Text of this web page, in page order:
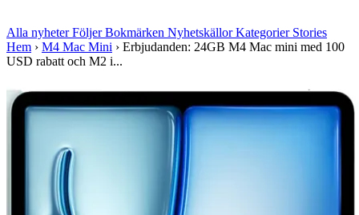
Alla nyheterFöljerBokmärken NyhetskällorKategorier Stories
Hem › M4 Mac Mini › Erbjudanden: 24GB M4 Mac mini med 100
USD rabatt och M2 i...